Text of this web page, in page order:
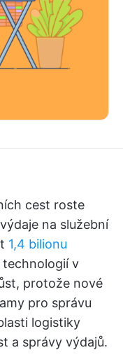
cest roste
na služební
1,4 bilionu
technologií v
protože nové
pro správu
logistiky
a správy výdajů.